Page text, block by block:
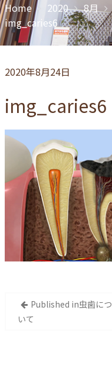
Home 2020 8月
img_caries6
2020年8月24日
img_caries6
Published in⾍⻭につ
いて